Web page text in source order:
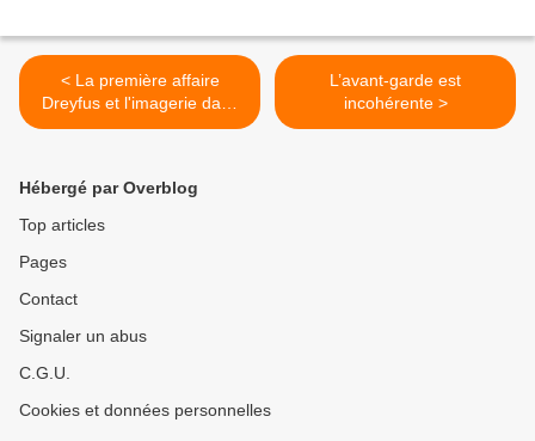
< La première affaire
Dreyfus et l'imagerie dans
la presse
L’avant-garde est
incohérente >
Hébergé par Overblog
Top articles
Pages
Contact
Signaler un abus
C.G.U.
Cookies et données personnelles